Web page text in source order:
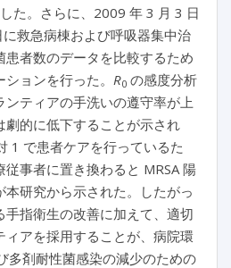
た。さらに、2009 年 3 月 3 日
救急病棟および呼吸器集中治
者数のデータを比較するため
ョンを行った。 R0 の感度分析
ティアの手洗いの遵守率が上
的に低下することが示され
1 で患者ケアを行っているた
事者に置き換わると MRSA 陽
研究から示された。したがっ
指衛生の改善に加えて、適切
ィアを採用することが、病院環
多剤耐性菌感染の減少のための